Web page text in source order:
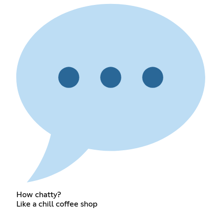
How chatty?
Like a chill coffee shop